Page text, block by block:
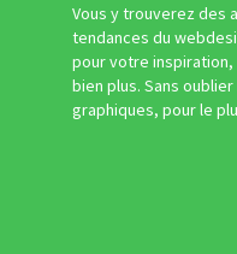
Vous y trouverez des
tendances du
pour votre
bien plus. Sans
graphiques, pour le